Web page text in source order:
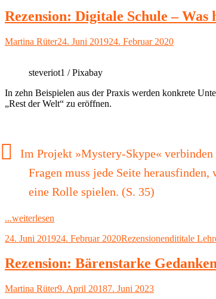
Rezension: Digitale Schule –
Autor
Martina RüterVeröffentlicht
24. Juni 201924. Februar 2020
steveriot1 / Pixabay
In zehn Beispielen aus der Praxis werden konkrete
„Rest der Welt“ zu eröffnen.
Im Projekt »Mystery-Skype« verbinden
Fragen muss jede Seite
eine Rolle spielen. (S. 35)
...weiterlesen
Schule
Was
heute
im
Veröffentlicht
24. Juni 201924. Februar 2020Kategorien
Rezensionendititale
Rezension: Bärenstarke
Autor
Martina RüterVeröffentlicht
9. April 20187. Juni 2023